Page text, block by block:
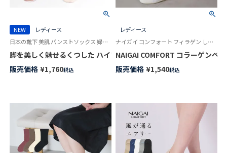
NEW
レディース
日本の靴下 美肌 パンストソックス 婦人 足裏メッシュで通気性◎
脚を美しく魅せるくつした ハイソックス グロータイプ（光沢あり
販売価格 ¥1,760税込
レディース
ナイガイ コンフォート フィラゲン しっとりとした肌ざわり 日本製 婦人 靴下
NAIGAI COMFORT コラーゲンペ
販売価格 ¥1,540税込